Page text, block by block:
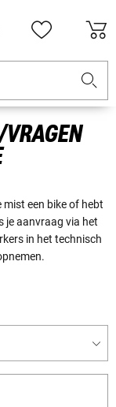
mist een bike of hebt
je aanvraag via het
in het technisch